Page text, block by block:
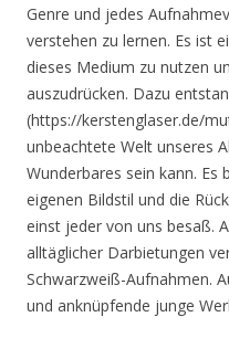
Genre und jedes
verstehen zu lernen. Es ist
dieses Medium zu nutzen
auszudrücken. Dazu
(https://kerstenglaser.de/
unbeachtete Welt unseres
Wunderbares sein kann. Es
eigenen Bildstil und die
einst jeder von uns besaß.
alltäglicher Darbietungen
Schwarzweiß-Aufnahmen.
und anknüpfende junge